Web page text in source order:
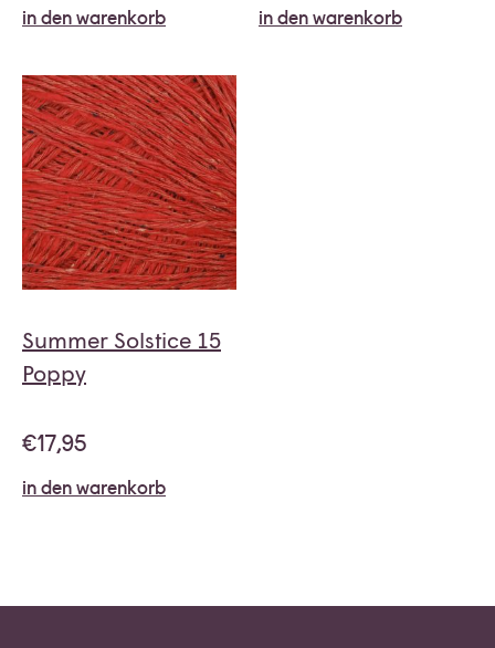
in den warenkorb in den warenkorb
Summer Solstice 15
Poppy
€17,95
in den warenkorb